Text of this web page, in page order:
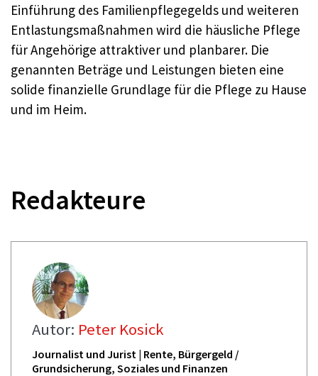
Einführung des Familienpflegegelds und weiteren
Entlastungsmaßnahmen wird die häusliche Pflege
für Angehörige attraktiver und planbarer. Die
genannten Beträge und Leistungen bieten eine
solide finanzielle Grundlage für die Pflege zu Hause
und im Heim.
Redakteure
Autor: Peter Kosick
Journalist und Jurist | Rente, Bürgergeld /
Grundsicherung, Soziales und Finanzen